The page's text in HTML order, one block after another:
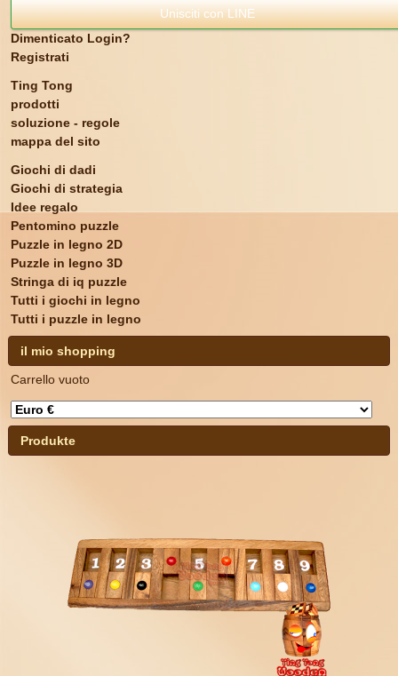
Unisciti con LINE
Dimenticato Login?
Registrati
Ting Tong
prodotti
soluzione - regole
mappa del sito
Giochi di dadi
Giochi di strategia
Idee regalo
Pentomino puzzle
Puzzle in legno 2D
Puzzle in legno 3D
Stringa di iq puzzle
Tutti i giochi in legno
Tutti i puzzle in legno
il mio shopping
Carrello vuoto
Produkte